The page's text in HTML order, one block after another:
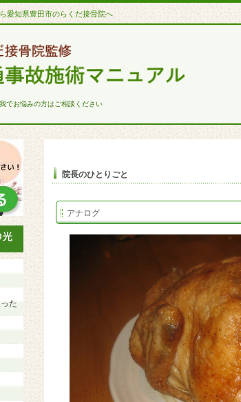
愛知県豊田市のらくだ接骨院へ
でお悩みの方はご相談ください
院長のひとりごと
アナログ
た